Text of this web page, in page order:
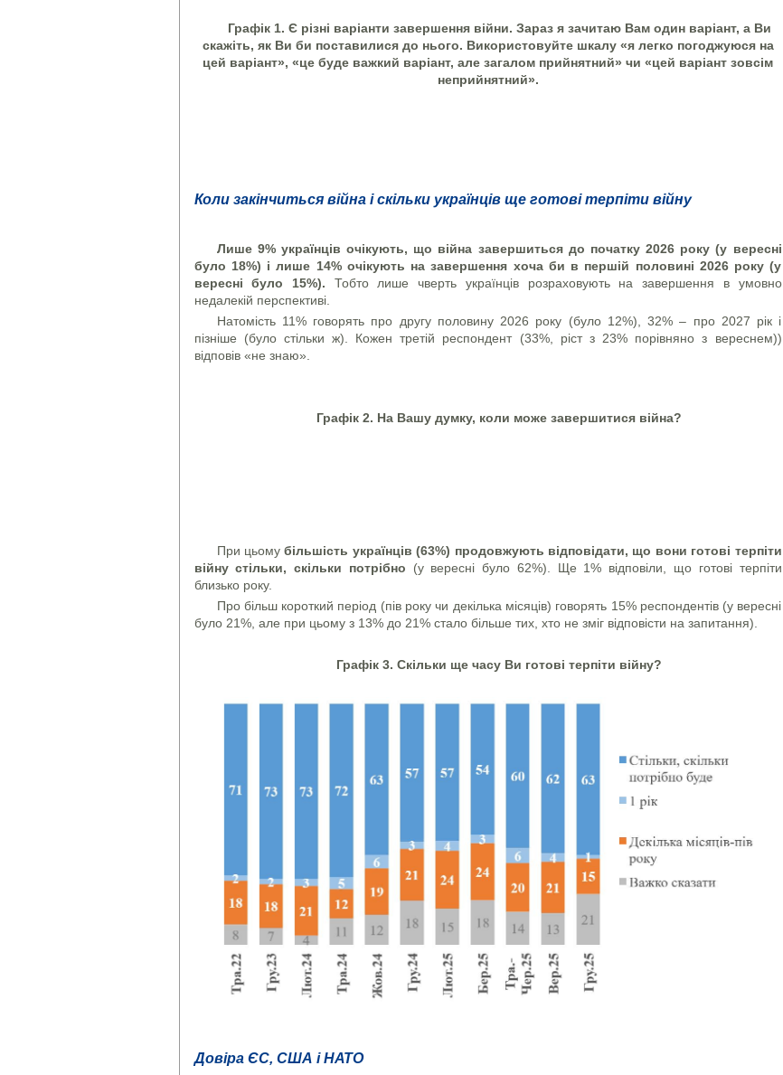
Графік 1. Є різні варіанти завершення війни. Зараз я зачитаю Вам один варіант, а Ви
скажіть, як Ви би поставилися до нього. Використовуйте шкалу «я легко погоджуюся на
цей варіант», «це буде важкий варіант, але загалом прийнятний» чи «цей варіант зовсім
неприйнятний».
Коли закінчиться війна і скільки українців ще готові терпіти війну
Лише 9% українців очікують, що війна завершиться до початку 2026 року (у вересні
було 18%) і лише 14% очікують на завершення хоча би в першій половині 2026 року (у
вересні було 15%). Тобто лише чверть українців розраховують на завершення в умовно
недалекій перспективі.
Натомість 11% говорять про другу половину 2026 року (було 12%), 32% – про 2027 рік і
пізніше (було стільки ж). Кожен третій респондент (33%, ріст з 23% порівняно з вереснем))
відповів «не знаю».
Графік 2. На Вашу думку, коли може завершитися війна?
При цьомубільшість українців (63%) продовжують відповідати, що вони готові терпіти
війну стільки, скільки потрібно (у вересні було 62%). Ще 1% відповіли, що готові терпіти
близько року.
Про більш короткий період (пів року чи декілька місяців) говорять 15% респондентів (у вересні
було 21%, але при цьому з 13% до 21% стало більше тих, хто не зміг відповісти на запитання).
Графік 3. Скільки ще часу Ви готові терпіти війну?
Довіра ЄС, США і НАТО